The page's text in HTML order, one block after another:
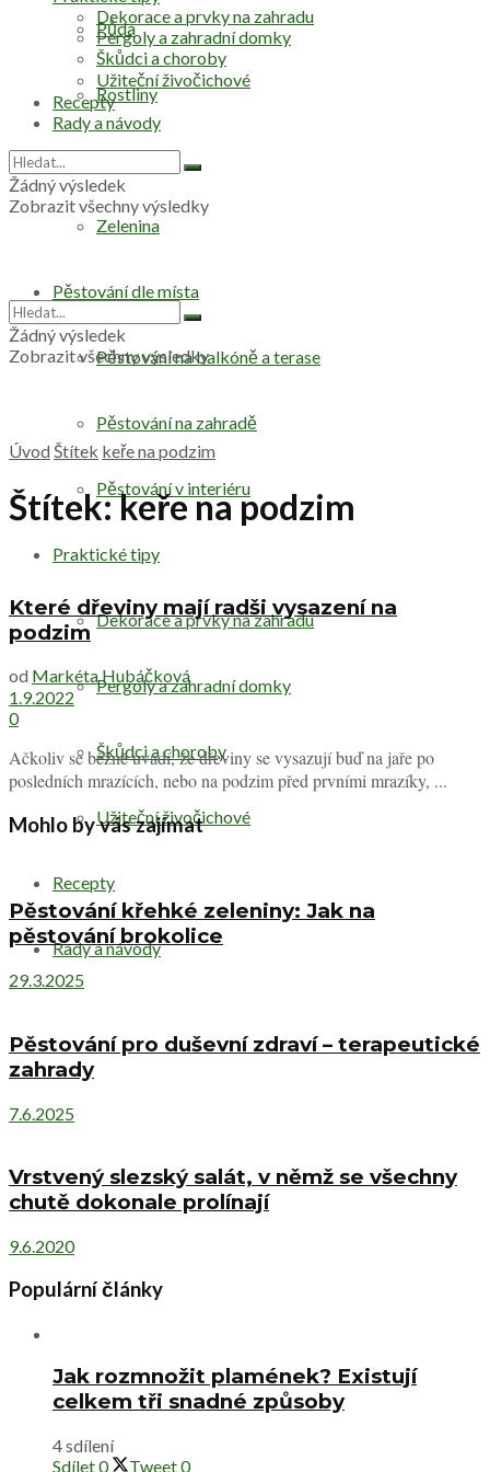
Půda
Rostliny
Zelenina
Pěstování dle místa
Pěstování na balkóně a terase
Pěstování na zahradě
Pěstování v interiéru
Praktické tipy
Dekorace a prvky na zahradu
Pergoly a zahradní domky
Škůdci a choroby
Užiteční živočichové
Recepty
Rady a návody
Dekorace a prvky na zahradu
Pergoly a zahradní domky
Škůdci a choroby
Užiteční živočichové
Recepty
Rady a návody
Žádný výsledek
Zobrazit všechny výsledky
Žádný výsledek
Zobrazit všechny výsledky
Úvod Štítek keře na podzim
Štítek:keře na podzim
Které dřeviny mají radši vysazení na
podzim
od Markéta Hubáčková
1.9.2022
0
Ačkoliv se běžně uvádí, že dřeviny se vysazují buď na jaře po
posledních mrazících, nebo na podzim před prvními mrazíky, ...
Mohlo by vás zajímat
Pěstování křehké zeleniny: Jak na
pěstování brokolice
29.3.2025
Pěstování pro duševní zdraví – terapeutické
zahrady
7.6.2025
Vrstvený slezský salát, v němž se všechny
chutě dokonale prolínají
9.6.2020
Populární články
Jak rozmnožit plamének? Existují
celkem tři snadné způsoby
4 sdílení
Sdílet0 Tweet0